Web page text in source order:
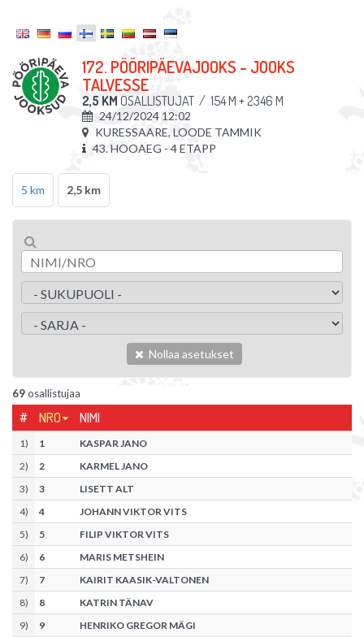
172. PÖÖRIPÄEVAJOOKS - JOOKS
TALVESSE
2,5 KM OSALLISTUJAT / 154 M + 2346 M
24/12/2024 12:02
KURESSAARE, LOODE TAMMIK
43. HOOAEG - 4 ETAPP
5 km 2,5 km
Nollaa asetukset
69osallistujaa
# NRO NIMI
1) 1
KASPAR JANO
2) 2
KARMEL JANO
3) 3
LISETT ALT
4) 4
JOHANN VIKTOR VITS
5) 5
FILIP VIKTOR VITS
6) 6
MARIS METSHEIN
7) 7
KAIRIT KAASIK-VALTONEN
8) 8
KATRIN TÄNAV
9) 9
HENRIKO GREGOR MÄGI